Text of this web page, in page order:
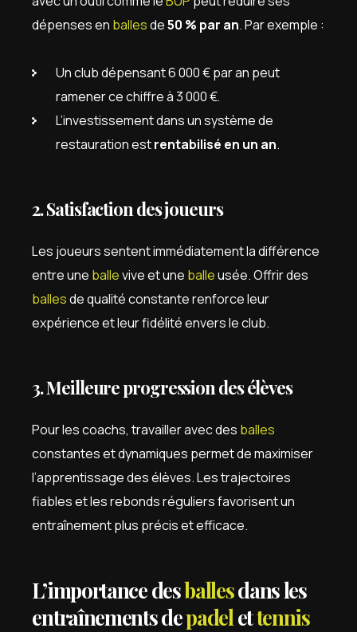
dépenses en ballesde50 % par an. Par exemple :
Un club dépensant 6 000 € par an peut
ramener ce chiffre à 3 000 €.
L’investissement dans un système de
restauration estrentabilisé en un an.
2. Satisfaction des joueurs
Les joueurs sentent immédiatement la différence
entre une ballevive et une balleusée. Offrir des
ballesde qualité constante renforce leur
expérience et leur fidélité envers le club.
3. Meilleure progression des élèves
Pour les coachs, travailler avec des balles
constantes et dynamiques permet de maximiser
l’apprentissage des élèves. Les trajectoires
fiables et les rebonds réguliers favorisent un
entraînement plus précis et efficace.
L’importance desballesdans les
entraînements depadel ettennis